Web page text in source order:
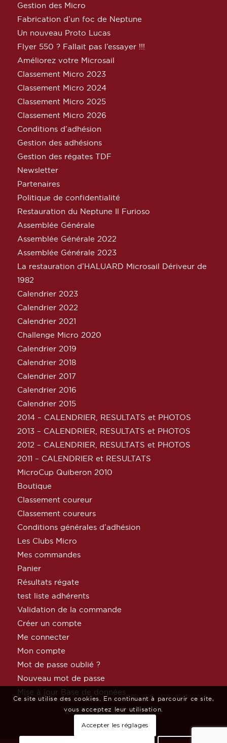
Gestion des Micro
Fabrication d’un foc de Neptune
Un nouveau Proto Lucas
Flyer 550 ? Fallait pas l’essayer !!!
Améliorez votre Microsail
Classement Micro 2023
Classement Micro 2024
Classement Micro 2025
Classement Micro 2026
Conditions d’adhésion
Gestion des adhésions
Gestion des régates TDF
Newsletter
Partenaires
Politique de confidentialité
Restauration du Neptune Il Furioso
Assemblée Générale
Assemblée Générale 2022
Assemblée Générale 2023
La restauration d’HALUARD Microsail Dériveur de
1982
Calendrier 2023
Calendrier 2022
Calendrier 2021
Challenge Micro 2020
Calendrier 2019
Calendrier 2018
Calendrier 2017
Calendrier 2016
Calendrier 2015
2014 – CALENDRIER, RESULTATS et PHOTOS
2013 – CALENDRIER, RESULTATS et PHOTOS
2012 – CALENDRIER, RESULTATS et PHOTOS
2011 – CALENDRIER et RESULTATS
MicroCup Quiberon 2010
Boutique
Classement coureur
Classement coureurs
Conditions générales d’adhésion
Les Clubs Micro
Mes commandes
Panier
Résultats régate
test liste adhérents
Validation de la commande
Créer un compte
Me connecter
Mon compte
Mot de passe oublié ?
Nouveau mot de passe
Mise à jour Base de données
Ce site utilise des cookies. En continuant à parcourir ce site,
vous acceptez leur utilisation.
Accepter les réglages